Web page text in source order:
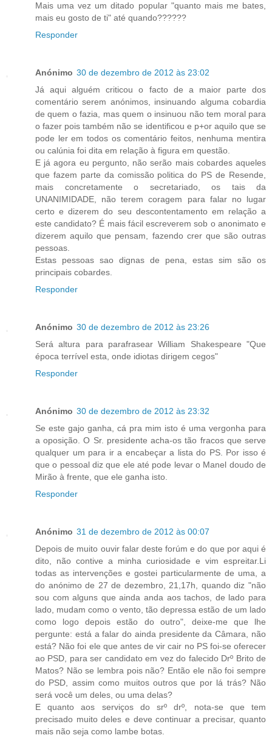
Mais uma vez um ditado popular "quanto mais me bates,
mais eu gosto de ti" até quando??????
Responder
Anónimo 30 de dezembro de 2012 às 23:02
Já aqui alguém criticou o facto de a maior parte dos
comentário serem anónimos, insinuando alguma cobardia
de quem o fazia, mas quem o insinuou não tem moral para
o fazer pois também não se identificou e p+or aquilo que se
pode ler em todos os comentário feitos, nenhuma mentira
ou calúnia foi dita em relação à figura em questão.
E já agora eu pergunto, não serão mais cobardes aqueles
que fazem parte da comissão politica do PS de Resende,
mais concretamente o secretariado, os tais da
UNANIMIDADE, não terem coragem para falar no lugar
certo e dizerem do seu descontentamento em relação a
este candidato? É mais fácil escreverem sob o anonimato e
dizerem aquilo que pensam, fazendo crer que são outras
pessoas.
Estas pessoas sao dignas de pena, estas sim são os
principais cobardes.
Responder
Anónimo 30 de dezembro de 2012 às 23:26
Será altura para parafrasear William Shakespeare "Que
época terrível esta, onde idiotas dirigem cegos"
Responder
Anónimo 30 de dezembro de 2012 às 23:32
Se este gajo ganha, cá pra mim isto é uma vergonha para
a oposição. O Sr. presidente acha-os tão fracos que serve
qualquer um para ir a encabeçar a lista do PS. Por isso é
que o pessoal diz que ele até pode levar o Manel doudo de
Mirão à frente, que ele ganha isto.
Responder
Anónimo 31 de dezembro de 2012 às 00:07
Depois de muito ouvir falar deste forúm e do que por aqui é
dito, não contive a minha curiosidade e vim espreitar.Li
todas as intervenções e gostei particularmente de uma, a
do anónimo de 27 de dezembro, 21,17h, quando diz "não
sou com alguns que ainda anda aos tachos, de lado para
lado, mudam como o vento, tão depressa estão de um lado
como logo depois estão do outro", deixe-me que lhe
pergunte: está a falar do ainda presidente da Câmara, não
está? Não foi ele que antes de vir cair no PS foi-se oferecer
ao PSD, para ser candidato em vez do falecido Drº Brito de
Matos? Não se lembra pois não? Então ele não foi sempre
do PSD, assim como muitos outros que por lá trás? Não
será você um deles, ou uma delas?
E quanto aos serviços do srº drº, nota-se que tem
precisado muito deles e deve continuar a precisar, quanto
mais não seja como lambe botas.